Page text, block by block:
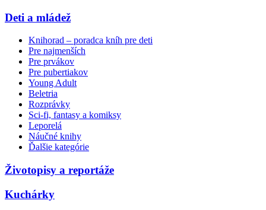
Deti a mládež
Knihorad – poradca kníh pre deti
Pre najmenších
Pre prvákov
Pre pubertiakov
Young Adult
Beletria
Rozprávky
Sci-fi, fantasy a komiksy
Leporelá
Náučné knihy
Ďalšie kategórie
Životopisy a reportáže
Kuchárky